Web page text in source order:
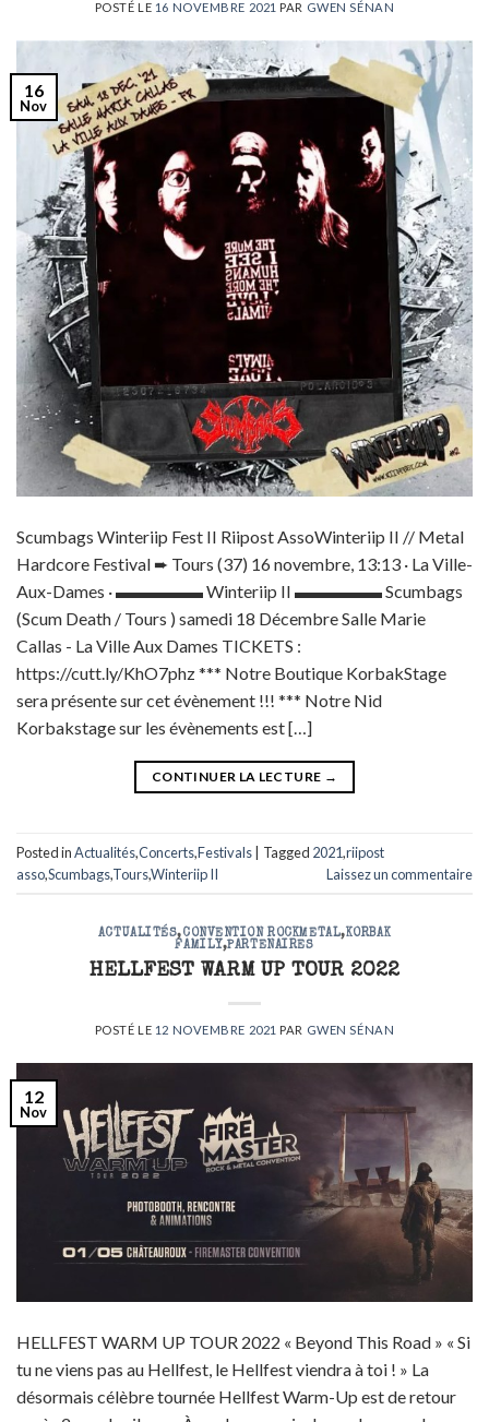
POSTÉ LE 16 NOVEMBRE 2021 PAR GWEN SÉNAN
16
Nov
Scumbags Winteriip Fest II Riipost AssoWinteriip II // Metal
Hardcore Festival ➨ Tours (37) 16 novembre, 13:13 · La Ville-
Aux-Dames · ▬▬▬▬▬ Winteriip II ▬▬▬▬▬ Scumbags
(Scum Death / Tours ) samedi 18 Décembre Salle Marie
Callas - La Ville Aux Dames TICKETS :
https://cutt.ly/KhO7phz *** Notre Boutique KorbakStage
sera présente sur cet évènement !!! *** Notre Nid
Korbakstage sur les évènements est […]
CONTINUER LA LECTURE →
Posted inActualités,Concerts,Festivals Tagged 2021,riipost
asso,Scumbags,Tours,Winteriip II Laissez un commentaire
ACTUALITÉS,CONVENTION ROCKMETAL,KORBAK
FAMILY,PARTENAIRES
HELLFEST WARM UP TOUR 2022
POSTÉ LE 12 NOVEMBRE 2021 PAR GWEN SÉNAN
12
Nov
HELLFEST WARM UP TOUR 2022 « Beyond This Road » « Si
tu ne viens pas au Hellfest, le Hellfest viendra à toi ! » La
désormais célèbre tournée Hellfest Warm-Up est de retour